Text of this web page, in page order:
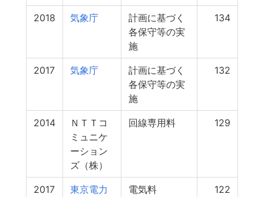
2018 気象庁
計画に基づく
各保守等の実
施
134
2017 気象庁
計画に基づく
各保守等の実
施
132
2014
ＮＴＴコ
ミュニケ
ーション
ズ（株）
回線専用料 129
2017
東京電力
電気料 122